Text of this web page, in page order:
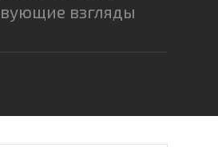
взгляды